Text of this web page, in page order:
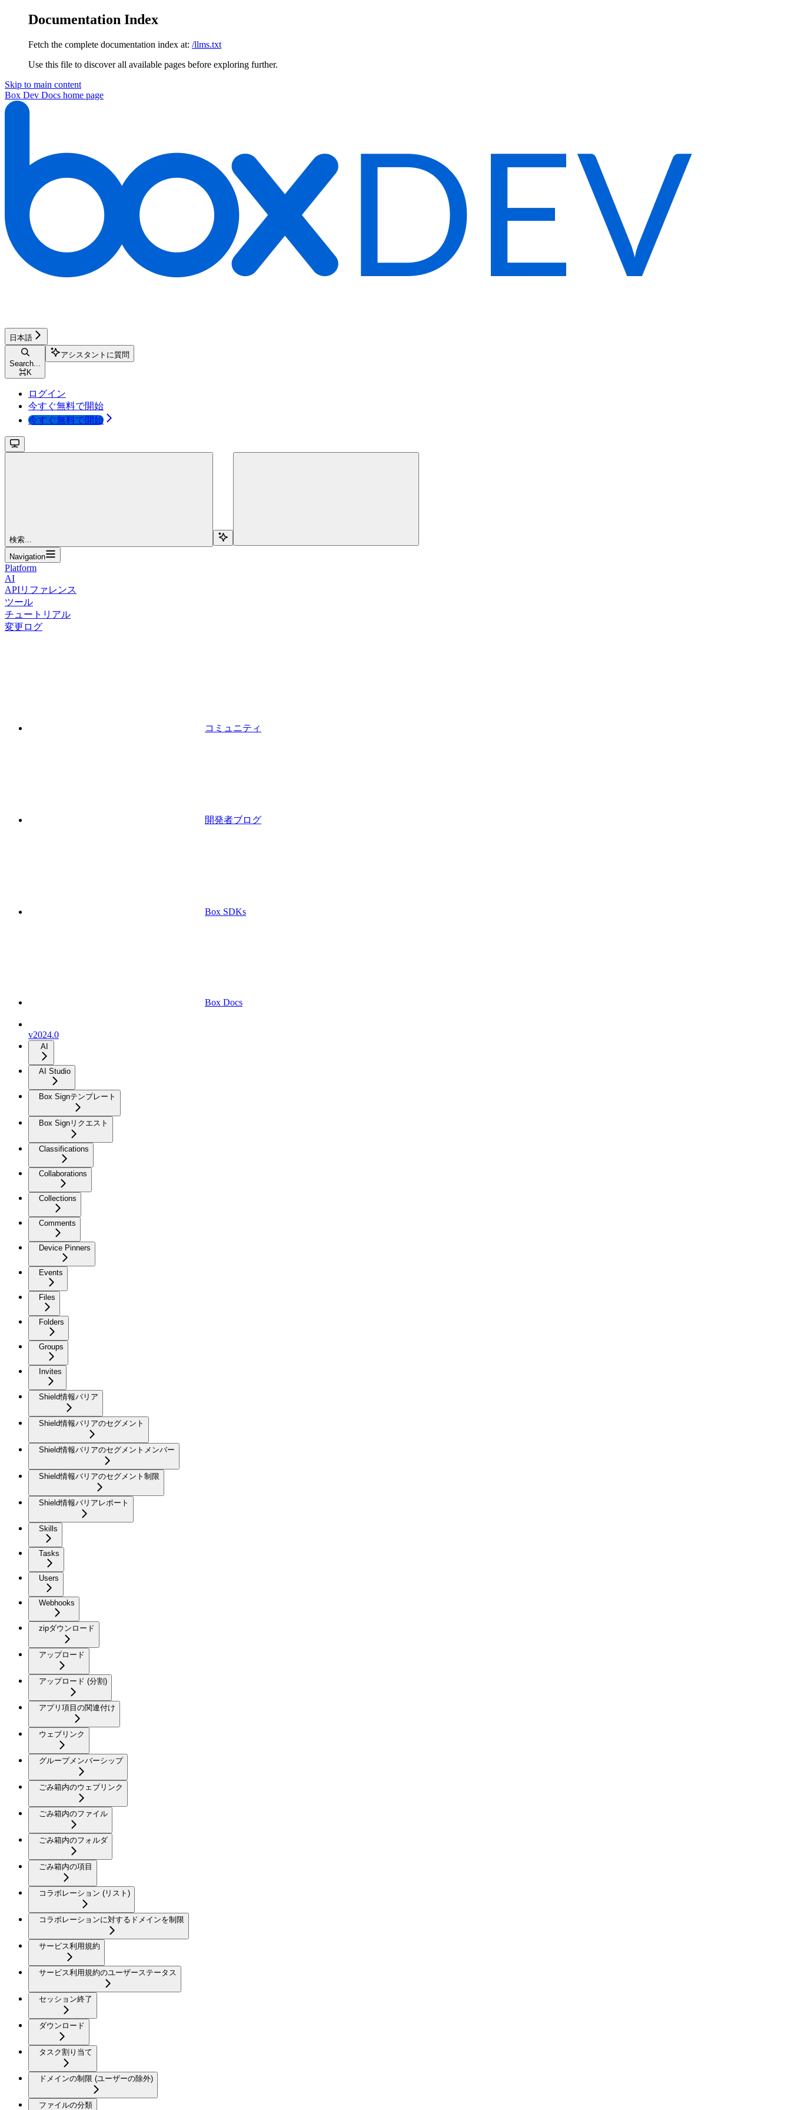
Documentation Index
Fetch the complete documentation index at: /llms.txt
Use this file to discover all available pages before exploring further.
Skip to main content
Box Dev Docs home page
日本語
Search...
⌘K
アシスタントに質問
ログイン
今すぐ無料で開始
今すぐ無料で開始
検索...
Navigation
Platform
AI
APIリファレンス
ツール
チュートリアル
変更ログ
コミュニティ
開発者ブログ
Box SDKs
Box Docs
v2024.0
AI
AI Studio
Box Signテンプレート
Box Signリクエスト
Classifications
Collaborations
Collections
Comments
Device Pinners
Events
Files
Folders
Groups
Invites
Shield情報バリア
Shield情報バリアのセグメント
Shield情報バリアのセグメントメンバー
Shield情報バリアのセグメント制限
Shield情報バリアレポート
Skills
Tasks
Users
Webhooks
zipダウンロード
アップロード
アップロード (分割)
アプリ項目の関連付け
ウェブリンク
グループメンバーシップ
ごみ箱内のウェブリンク
ごみ箱内のファイル
ごみ箱内のフォルダ
ごみ箱内の項目
コラボレーション (リスト)
コラボレーションに対するドメインを制限
サービス利用規約
サービス利用規約のユーザーステータス
セッション終了
ダウンロード
タスク割り当て
ドメインの制限 (ユーザーの除外)
ファイルの分類